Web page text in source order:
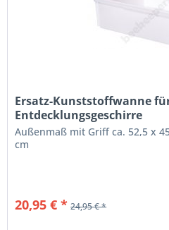
Ersatz-Kunststoffwanne
Entdecklungsgeschirre
Außenmaß mit Griff ca. 52,5 x
cm
20,95 € * 24,95 € *